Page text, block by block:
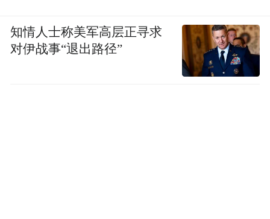
知情人士称美军高层正寻求
对伊战事“退出路径”